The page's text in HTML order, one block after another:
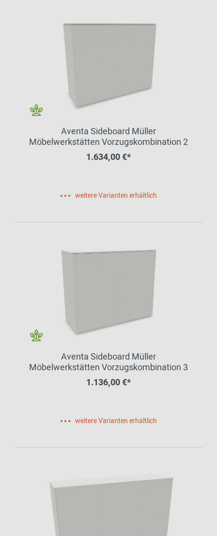
Aventa Sideboard Müller
Möbelwerkstätten Vorzugskombination 2
1.634,00 €*
weitere Varianten erhältlich
Aventa Sideboard Müller
Möbelwerkstätten Vorzugskombination 3
1.136,00 €*
weitere Varianten erhältlich